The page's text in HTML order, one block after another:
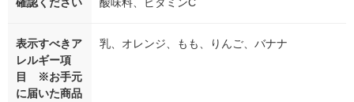
確認ください
酸味料、ビタミンC
表示すべきア
レルギー項
目 ※お手元
に届いた商品
乳、オレンジ、もも、りんご、バナナ